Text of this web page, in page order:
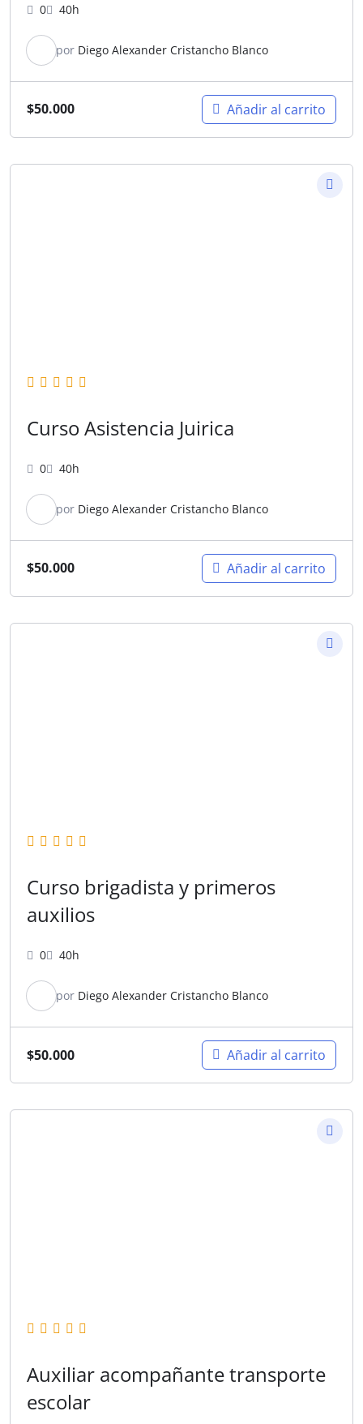
0 40h
por Diego Alexander Cristancho Blanco
$50.000 Añadir al carrito
Curso Asistencia Juirica
0 40h
por Diego Alexander Cristancho Blanco
$50.000 Añadir al carrito
Curso brigadista y primeros
auxilios
0 40h
por Diego Alexander Cristancho Blanco
$50.000 Añadir al carrito
Auxiliar acompañante transporte
escolar